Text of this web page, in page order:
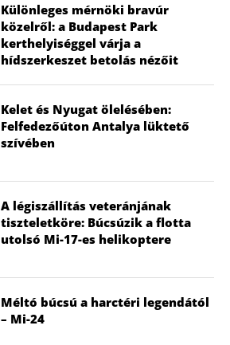
Különleges mérnöki bravúr
közelről: a Budapest Park
kerthelyiséggel várja a
hídszerkeszet betolás nézőit
Kelet és Nyugat ölelésében:
Felfedezőúton Antalya lüktető
szívében
A légiszállítás veteránjának
tiszteletköre: Búcsúzik a flotta
utolsó Mi-17-es helikoptere
Méltó búcsú a harctéri legendától
– Mi-24